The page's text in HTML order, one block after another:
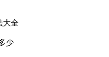
大全
少